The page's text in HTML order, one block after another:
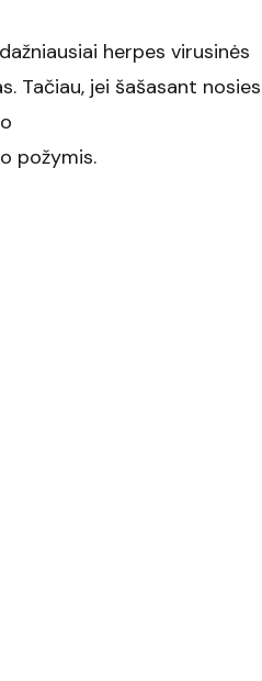
herpes virusinės
Tačiau, jei šašasant nosies
požymis.